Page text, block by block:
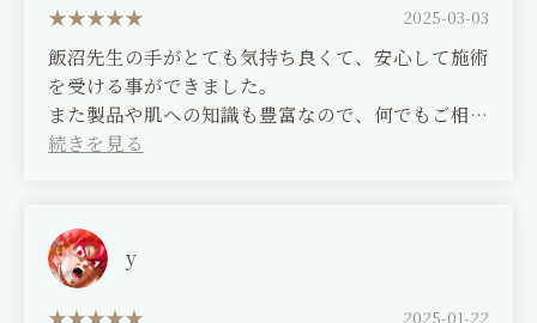
Next time, I'd like to try a facial! I want my skin
to be glowing. The staff member in charge is
very easy to talk to, so I felt at ease. This is a
salon I'll definitely want to keep coming back to.
2025-03-03
飯沼先生の手がとても気持ち良くて、安心して施術
を受ける事ができました。
また製品や肌への知識も豊富なので、何でもご相談
できるのが有り難いです。これからもよろしくお願
(Translated by Google)
Dr. Iinuma's hands felt very comfortable, and I
was able to receive the treatment with peace of
mind.
y
2025-01-22